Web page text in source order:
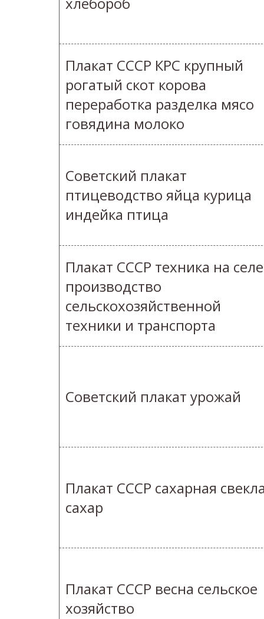
Плакат СССР КРС крупный
рогатый скот корова
переработка разделка мясо
говядина молоко
Советский плакат
птицеводство яйца курица
индейка птица
Плакат СССР техника на селе
производство
сельскохозяйственной
техники и транспорта
Советский плакат урожай
Плакат СССР сахарная
сахар
Плакат СССР весна сельское
хозяйство